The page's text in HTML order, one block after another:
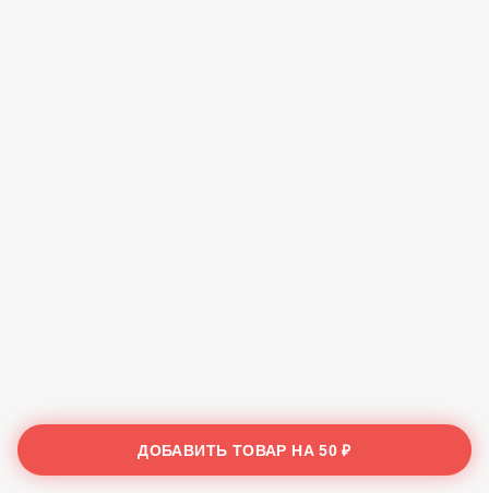
ДОБАВИТЬ ТОВАР НА50 ₽